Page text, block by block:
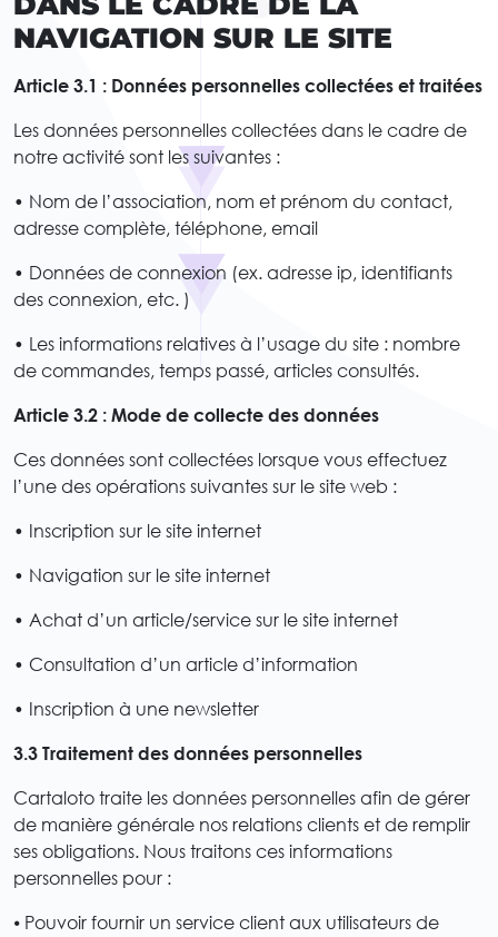
NAVIGATION SUR LE SITE
Article 3.1 : Données personnelles collectées et traitées
Les données personnelles collectées dans le cadre de
notre activité sont les suivantes :
• Nom de l’association, nom et prénom du contact,
adresse complète, téléphone, email
• Données de connexion (ex. adresse ip, identifiants
des connexion, etc. )
• Les informations relatives à l’usage du site : nombre
de commandes, temps passé, articles consultés.
Article 3.2 : Mode de collecte des données
Ces données sont collectées lorsque vous effectuez
l’une des opérations suivantes sur le site web :
• Inscription sur le site internet
• Navigation sur le site internet
• Achat d’un article/service sur le site internet
• Consultation d’un article d’information
• Inscription à une newsletter
3.3 Traitement des données personnelles
Cartaloto traite les données personnelles afin de gérer
de manière générale nos relations clients et de remplir
ses obligations. Nous traitons ces informations
personnelles pour :
⦁ Pouvoir fournir un service client aux utilisateurs de